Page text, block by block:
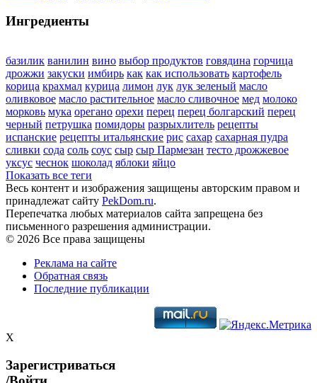
Ингредиенты
базилик ванилин вино выбор продуктов говядина горчица
дрожжи закуски имбирь как как использовать картофель
корица крахмал курица лимон лук лук зеленый масло
оливковое масло растительное масло сливочное мед молоко
морковь мука орегано орехи перец перец болгарский перец
черный петрушка помидоры разрыхлитель рецепты
испанские рецепты итальянские рис сахар сахарная пудра
сливки сода соль соус сыр сыр Пармезан тесто дрожжевое
уксус чеснок шоколад яблоки яйцо
Показать все теги
Весь контент и изображения защищены авторским правом и
принадлежат сайту PekDom.ru.
Перепечатка любых материалов сайта запрещена без
письменного разрешения администрации.
© 2026 Все права защищены
Реклама на сайте
Обратная связь
Последние публикации
X
Зарегистриваться